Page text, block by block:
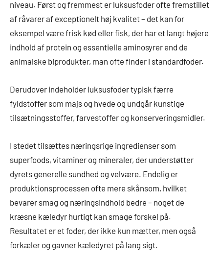
niveau. Først og fremmest er luksusfoder ofte fremstillet
af råvarer af exceptionelt høj kvalitet – det kan for
eksempel være frisk kød eller fisk, der har et langt højere
indhold af protein og essentielle aminosyrer end de
animalske biprodukter, man ofte finder i standardfoder.
Derudover indeholder luksusfoder typisk færre
fyldstoffer som majs og hvede og undgår kunstige
tilsætningsstoffer, farvestoffer og konserveringsmidler.
I stedet tilsættes næringsrige ingredienser som
superfoods, vitaminer og mineraler, der understøtter
dyrets generelle sundhed og velvære. Endelig er
produktionsprocessen ofte mere skånsom, hvilket
bevarer smag og næringsindhold bedre – noget de
kræsne kæledyr hurtigt kan smage forskel på.
Resultatet er et foder, der ikke kun mætter, men også
forkæler og gavner kæledyret på lang sigt.